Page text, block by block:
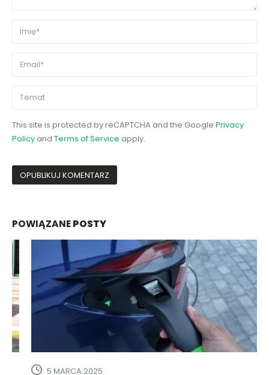
This site is protected by reCAPTCHA and the Google Privacy
Policy and Terms of Service apply.
POWIĄZANEPOSTY
5 MARCA 2025